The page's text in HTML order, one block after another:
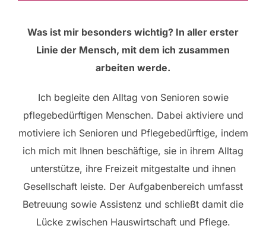
Was ist mir besonders wichtig? In aller erster
Linie der Mensch, mit dem ich zusammen
arbeiten werde.
Ich begleite den Alltag von Senioren sowie
pflegebedürftigen Menschen. Dabei aktiviere und
motiviere ich Senioren und Pflegebedürftige, indem
ich mich mit Ihnen beschäftige, sie in ihrem Alltag
unterstütze, ihre Freizeit mitgestalte und ihnen
Gesellschaft leiste. Der Aufgabenbereich umfasst
Betreuung sowie Assistenz und schließt damit die
Lücke zwischen Hauswirtschaft und Pflege.